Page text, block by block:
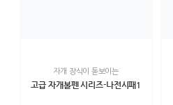
자개 장식이 돋보이는
고급 자개볼펜 시리즈-나전시패1